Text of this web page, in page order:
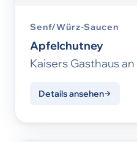
Senf/Würz-Saucen
Apfelchutney
Kaisers Gasthaus
Details ansehen